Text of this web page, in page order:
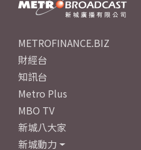
METROFINANCE.BIZ
財經台
知訊台
Metro Plus
MBO TV
新城八大家
新城動力